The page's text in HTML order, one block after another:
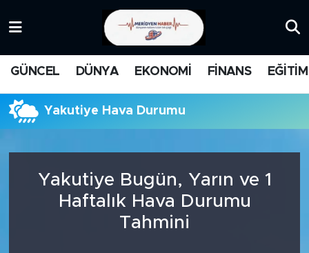
GÜNCEL DÜNYA EKONOMİ FİNANS EĞİTİM
Yakutiye Hava Durumu
Yakutiye Bugün, Yarın ve 1
Haftalık Hava Durumu
Tahmini
FİNANS
Süper Lig Puan Durumu ve Fikstür
Tüm Manşetler